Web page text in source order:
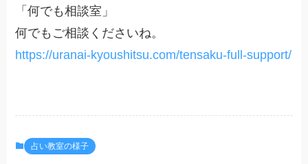
「何でも相談室」
何でもご相談くださいね。
https://uranai-kyoushitsu.com/tensaku-full-support/
占い教室の様子